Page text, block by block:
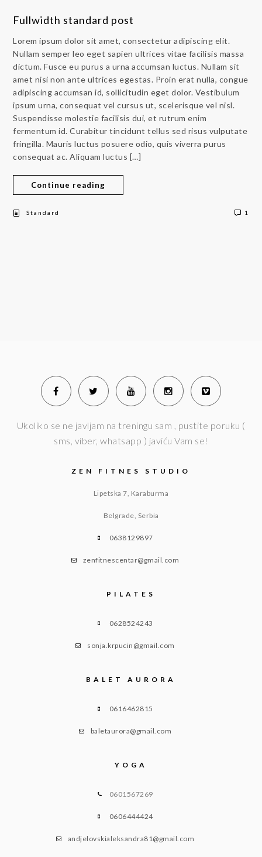
Fullwidth standard post
Lorem ipsum dolor sit amet, consectetur adipiscing elit.
Nullam semper leo eget sapien ultrices vitae facilisis massa
dictum. Fusce eu purus a urna accumsan luctus. Nullam sit
amet nisi non ante ultrices egestas. Proin erat nulla, congue
adipiscing accumsan id, sollicitudin eget dolor. Vestibulum
ipsum urna, consequat vel cursus ut, scelerisque vel nisl.
Suspendisse molestie facilisis dui, et rutrum enim
fermentum id. Curabitur tincidunt tellus sed risus vulputate
fringilla. Mauris luctus posuere odio, quis viverra purus
consequat ac. Aliquam luctus […]
Continue reading
Standard 1
Ukoliko se ne javljam na treningu sam , pustite poruku (
sms, viber, whatsapp ) javiću Vam se!
ZEN FITNES STUDIO
Lipetska 7, Karaburma
Belgrade, Serbia
0638129897
zenfitnescentar@gmail.com
PILATES
0628524243
sonja.krpucin@gmail.com
BALET AURORA
0616462815
baletaurora@gmail.com
YOGA
0601567269
0606444424
andjelovskialeksandra81@gmail.com